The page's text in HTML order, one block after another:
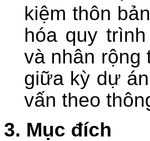
kiệm thôn
hóa quy
và nhân rộng
giữa kỳ dự
vấn theo
3. Mục đích